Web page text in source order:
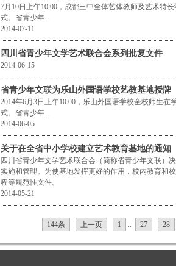
7月10日上午10:00，成都三中全体艺体教师及艺术特
式。省青少年...
2014-07-11
四川省青少年文学艺术联合会系列批复文件
2014-06-15
省青少年文联为乐山外国语学校艺教基地授牌
2014年6月3日上午10:00，乐山外国语学校全校师生
式。省青少年...
2014-06-05
关于在全省中小学校建立艺术教育基地的通知
四川省青少年文学艺术联合会（简称省青少年文联）
实施和管理。为使基地发挥更好的作用，校内教育和
程等规范性文件。
2014-05-21
144条 上一页 1 .. 27 28